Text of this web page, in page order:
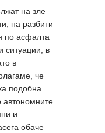
на зле
на разбити
по асфалта
ситуации, в
в
че
подобна
автономните
и
обаче